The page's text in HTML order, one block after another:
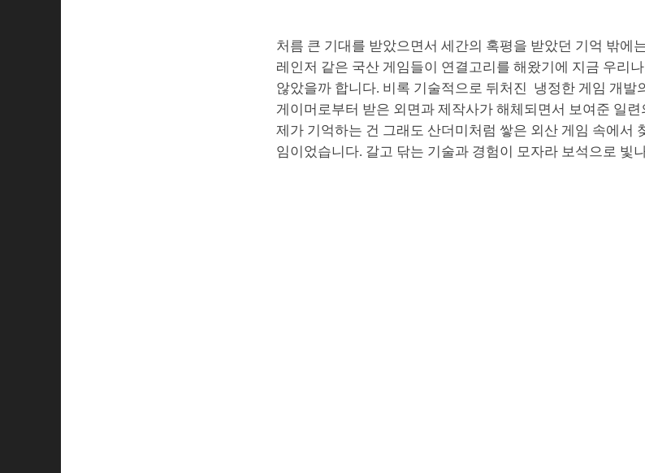
처름 큰 기대를 받았으면서 세간의 혹평을 받았던 기억 밖에
레인저 같은 국산 게임들이 연결고리를 해왔기에 지금 우리
않았을까 합니다. 비록 기술적으로 뒤처진 냉정한 게임 개발
게이머로부터 받은 외면과 제작사가 해체되면서 보여준 일
제가 기억하는 건 그래도 산더미처럼 쌓은 외산 게임 속에서
임이었습니다. 갈고 닦는 기술과 경험이 모자라 보석으로 빛